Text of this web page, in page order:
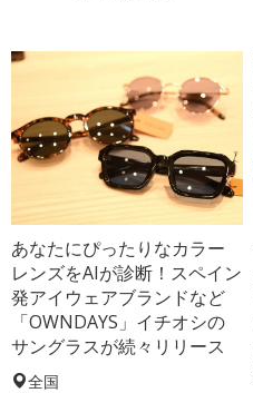
あなたにぴったりなカラー
レンズをAIが診断！スペイン
発アイウェアブランドなど
「OWNDAYS」イチオシの
サングラスが続々リリース
全国